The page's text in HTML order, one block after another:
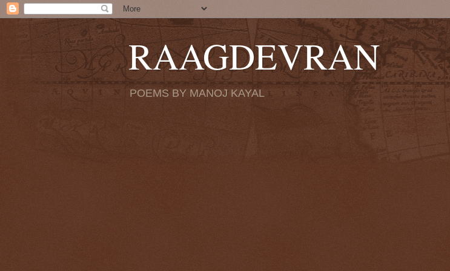
RAAGDEVRAN
POEMS BY MANOJ KAYAL